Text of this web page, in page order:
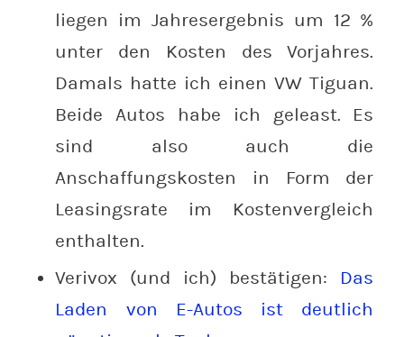
liegen im Jahresergebnis um 12 %
unter den Kosten des Vorjahres.
Damals hatte ich einen VW Tiguan.
Beide Autos habe ich geleast. Es
sind also auch die
Anschaffungskosten in Form der
Leasingsrate im Kostenvergleich
enthalten.
Verivox (und ich) bestätigen: Das
Laden von E-Autos ist deutlich